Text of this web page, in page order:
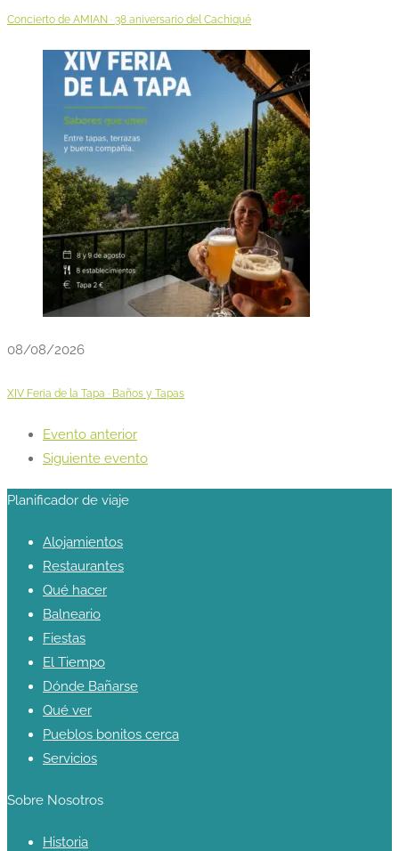
Concierto de AMIAN · 38 aniversario del Cachiqué
08/08/2026
XIV Feria de la Tapa · Baños y Tapas
Evento anterior
Siguiente evento
Planificador de viaje
Alojamientos
Restaurantes
Qué hacer
Balneario
Fiestas
El Tiempo
Dónde Bañarse
Qué ver
Pueblos bonitos cerca
Servicios
Sobre Nosotros
Historia